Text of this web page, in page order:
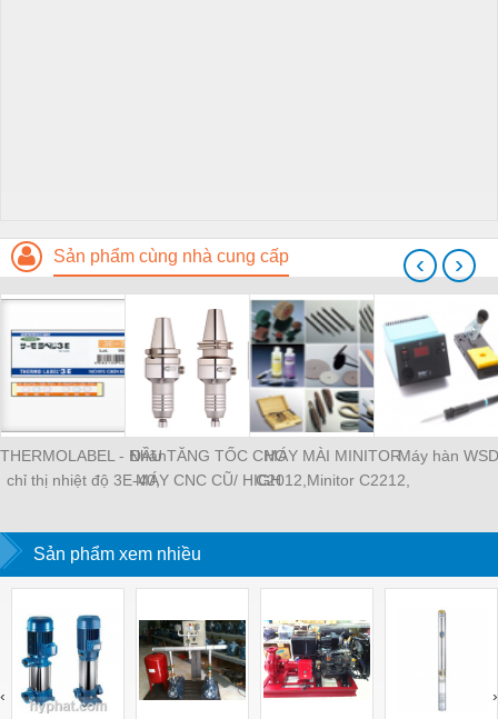
Sản phẩm cùng nhà cung cấp
THERMOLABEL - Nhãn
chỉ thị nhiệt độ 3E-40,
thermolabe Nigk
ĐẦU TĂNG TỐC CHO
MÁY CNC CŨ/ HIGH
MÁY MÀI MINITOR
C2012,Minitor C2212,
MINIMO máy mài siêu
khuôn mẫu Minitor
Máy hàn
‹ ›
Sản phẩm xem nhiều
‹ ›